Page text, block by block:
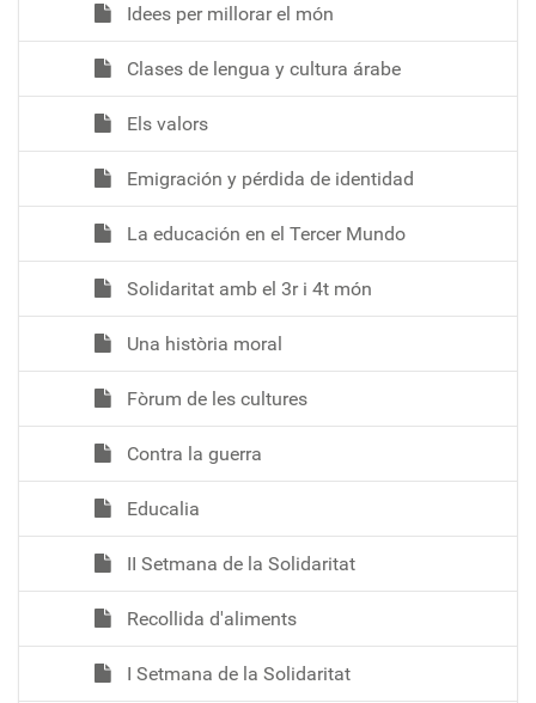
Idees per millorar el món
Clases de lengua y cultura árabe
Els valors
Emigración y pérdida de identidad
La educación en el Tercer Mundo
Solidaritat amb el 3r i 4t món
Una història moral
Fòrum de les cultures
Contra la guerra
Educalia
II Setmana de la Solidaritat
Recollida d'aliments
I Setmana de la Solidaritat